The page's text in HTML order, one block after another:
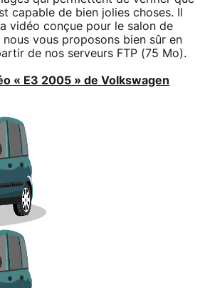
capable de bien jolies choses. Il
vidéo conçue pour le salon de
nous vous proposons bien sûr en
de nos serveurs FTP (75 Mo).
« E3 2005 » de Volkswagen